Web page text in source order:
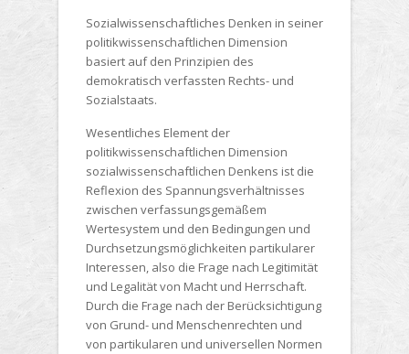
Sozialwissenschaftliches Denken in seiner
politikwissenschaftlichen Dimension
basiert auf den Prinzipien des
demokratisch verfassten Rechts- und
Sozialstaats.
Wesentliches Element der
politikwissenschaftlichen Dimension
sozialwissenschaftlichen Denkens ist die
Reflexion des Spannungsverhältnisses
zwischen verfassungsgemäßem
Wertesystem und den Bedingungen und
Durchsetzungsmöglichkeiten partikularer
Interessen, also die Frage nach Legitimität
und Legalität von Macht und Herrschaft.
Durch die Frage nach der Berücksichtigung
von Grund- und Menschenrechten und
von partikularen und universellen Normen